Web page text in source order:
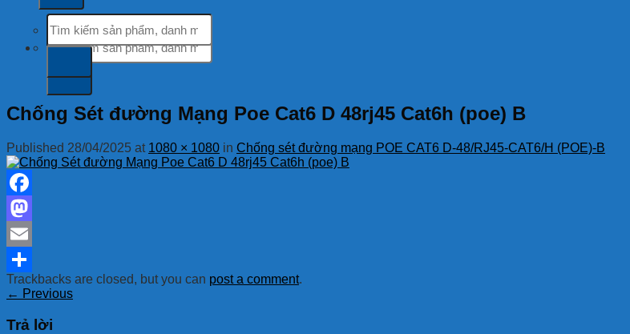
Tìm
kiếm:
Tìm
kiếm:
Chống Sét đường Mạng Poe Cat6 D 48rj45 Cat6h (poe) B
Published 28/04/2025 at 1080 × 1080 in Chống sét đường mạng POE CAT6 D-48/RJ45-CAT6/H (POE)-B
Facebook
Mastodon
Email
Share
Trackbacks are closed, but you can post a comment.
← Previous
Trả lời